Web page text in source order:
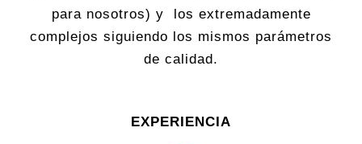
para nosotros) y los extremadamente
complejos siguiendo los mismos parámetros
de calidad.
EXPERIENCIA